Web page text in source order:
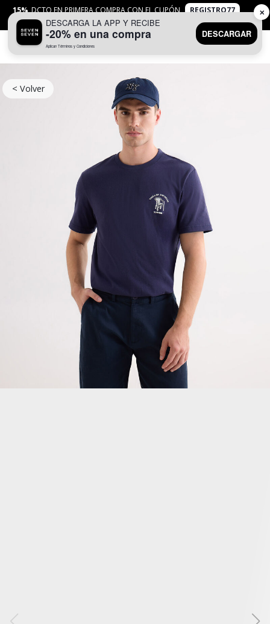
15% DCTO EN PRIMERA COMPRA CON EL CUPÓN
REGISTRO77
APLICANTYC
< Volver
DESCARGA LA APP Y RECIBE
-20% en una compra
Aplican Términos y Condiciones
DESCARGAR
✕